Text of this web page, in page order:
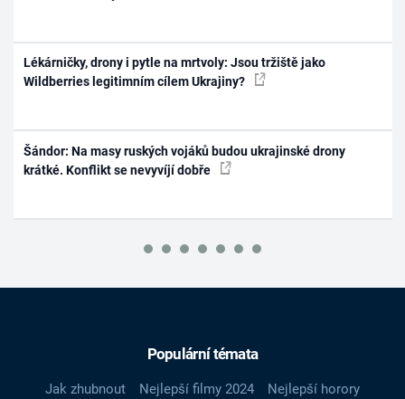
Lékárničky, drony i pytle na mrtvoly: Jsou tržiště jako
Wildberries legitimním cílem Ukrajiny?
Šándor: Na masy ruských vojáků budou ukrajinské drony
krátké. Konflikt se nevyvíjí dobře
Populární témata
Jak zhubnout Nejlepší filmy 2024
Nejlepší horory